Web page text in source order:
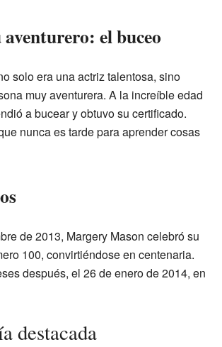
el buceo
solo era una actriz talentosa, sino
muy aventurera. A la increíble edad
a bucear y obtuvo su certificado.
nunca es tarde para aprender cosas
de 2013, Margery Mason celebró su
100, convirtiéndose en centenaria.
después, el 26 de enero de 2014, en
destacada